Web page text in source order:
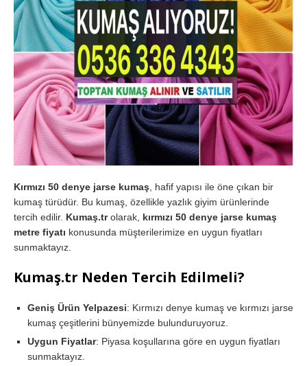
Kırmızı 50 denye jarse kumaş , hafif yapısı ile öne çıkan bir
kumaş türüdür. Bu kumaş, özellikle yazlık giyim ürünlerinde
tercih edilir. Kumaş.trolarak, kırmızı 50 denye jarse kumaş
metre fiyatı konusunda müşterilerimize en uygun fiyatları
sunmaktayız.
Kumaş.tr Neden Tercih Edilmeli?
Geniş Ürün Yelpazesi: Kırmızı denye kumaş ve kırmızı jarse
kumaş çeşitlerini bünyemizde bulunduruyoruz.
Uygun Fiyatlar: Piyasa koşullarına göre en uygun fiyatları
sunmaktayız.